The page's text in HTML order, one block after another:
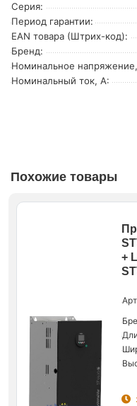
Серия:
Период гарантии:
EAN товара (Штрих-код):
Бренд:
Номинальное
Номинальный ток, А:
Похожие товары
+